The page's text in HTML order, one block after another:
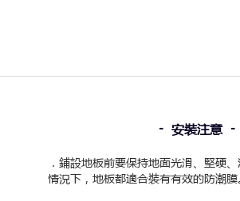
- 安裝注意-
．鋪設地板前要保持地面光滑、堅硬
情況下，地板都適合裝有有效的防潮膜